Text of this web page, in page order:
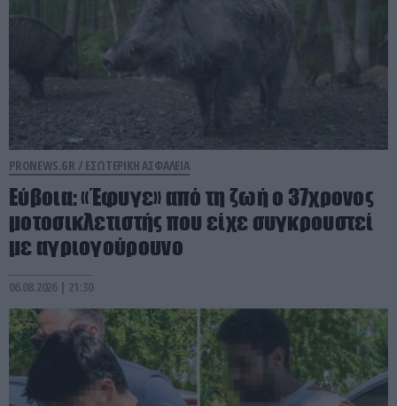
PRONEWS.GR / ΕΣΩΤΕΡΙΚΗ ΑΣΦΑΛΕΙΑ
Εύβοια: «Έφυγε» από τη ζωή ο 37χρονος
μοτοσικλετιστής που είχε συγκρουστεί
με αγριογούρουνο
06.08.2026 | 21:30